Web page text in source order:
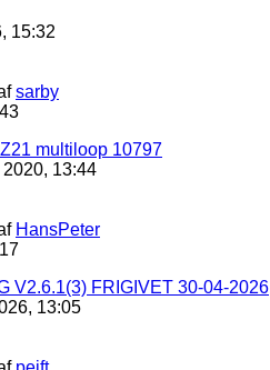
15:32
sarby
multiloop 10797
2020, 13:44
HansPeter
V2.6.1(3) FRIGIVET 30-04-2026
13:05